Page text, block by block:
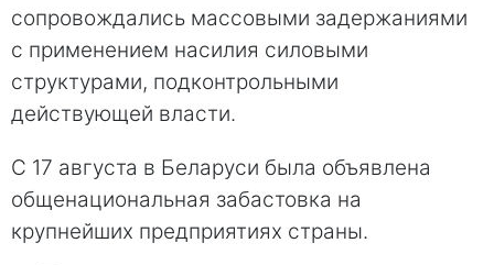
сопровождались массовыми задержаниями
с применением насилия силовыми
структурами, подконтрольными
действующей власти.
С 17 августа в Беларуси была объявлена
общенациональная забастовка на
крупнейших предприятиях страны.